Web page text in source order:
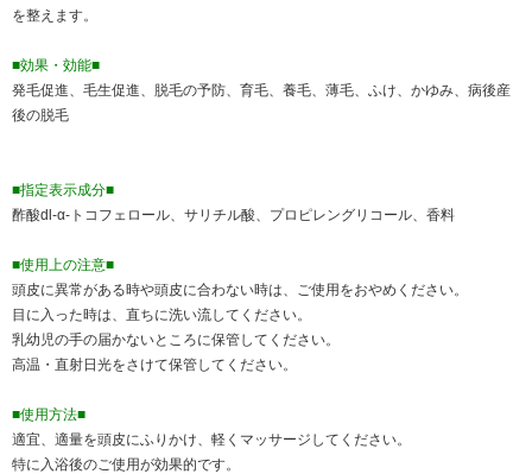
を整えます。
■効果・効能■
発毛促進、毛生促進、脱毛の予防、育毛、養毛、薄毛、ふけ、かゆみ、病後産
後の脱毛
■指定表示成分■
酢酸dl-α-トコフェロール、サリチル酸、プロピレングリコール、香料
■使用上の注意■
頭皮に異常がある時や頭皮に合わない時は、ご使用をおやめください。
目に入った時は、直ちに洗い流してください。
乳幼児の手の届かないところに保管してください。
高温・直射日光をさけて保管してください。
■使用方法■
適宜、適量を頭皮にふりかけ、軽くマッサージしてください。
特に入浴後のご使用が効果的です。